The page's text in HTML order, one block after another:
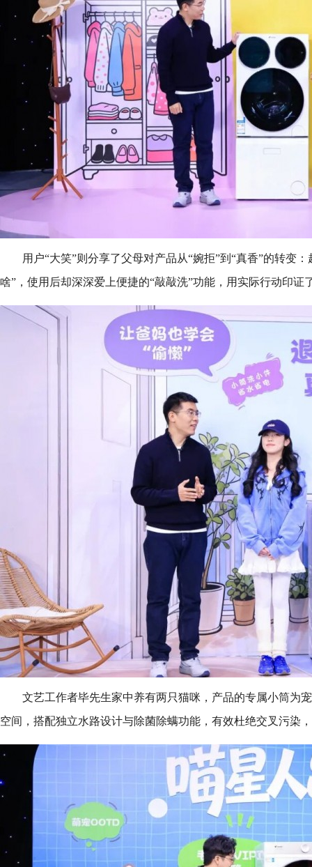
用户“大笑”则分享了父母对产品从“婉拒”到“真香”的转变
啥”，使用后却深深爱上便捷的“敲敲洗”功能，用实际行动印证
文艺工作者毕先生家中养有两只猫咪，产品的专属小筒为
空间，搭配独立水路设计与除菌除螨功能，有效杜绝交叉污染